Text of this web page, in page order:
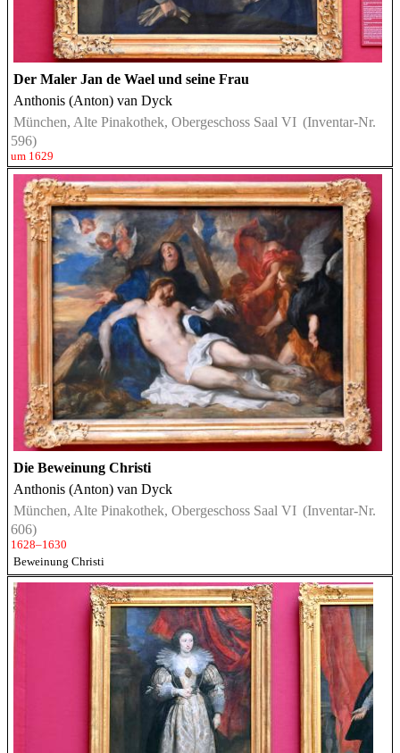
Der Maler Jan de Wael und seine Frau
Anthonis (Anton) van Dyck
München, Alte Pinakothek, Obergeschoss Saal VI (Inventar-Nr.
596)
um 1629
Die Beweinung Christi
Anthonis (Anton) van Dyck
München, Alte Pinakothek, Obergeschoss Saal VI (Inventar-Nr.
606)
1628–1630
Beweinung Christi